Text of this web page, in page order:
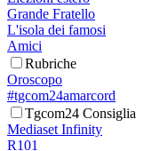
Grande Fratello
L'isola dei famosi
Amici
Rubriche
Oroscopo
#tgcom24amarcord
Tgcom24 Consiglia
Mediaset Infinity
R101